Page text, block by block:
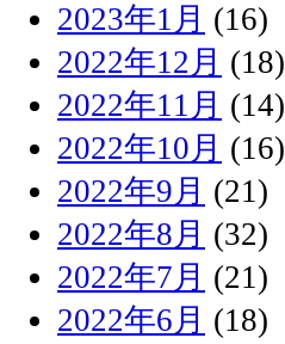
2023年1月 (16)
2022年12月 (18)
2022年11月 (14)
2022年10月 (16)
2022年9月 (21)
2022年8月 (32)
2022年7月 (21)
2022年6月 (18)